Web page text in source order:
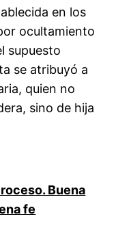
en los
ocultamiento
supuesto
se atribuyó a
quien no
sino de hija
Buena
fe